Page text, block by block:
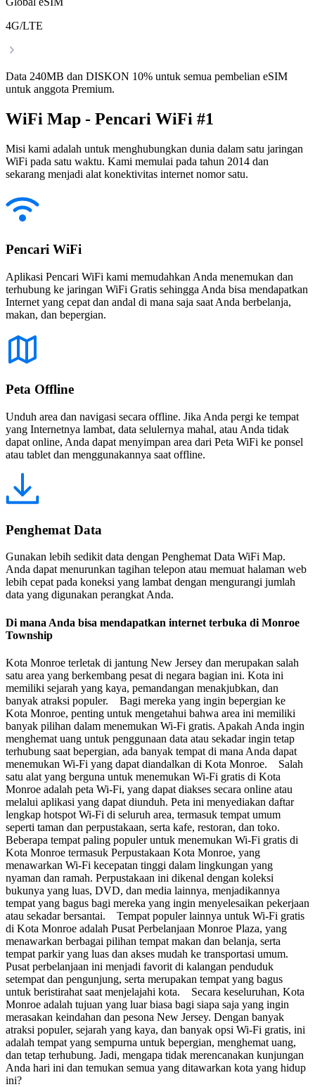
4G/LTE
Data 240MB dan DISKON 10% untuk semua pembelian eSIM
untuk anggota Premium.
WiFi Map - Pencari WiFi #1
Misi kami adalah untuk menghubungkan dunia dalam satu jaringan
WiFi pada satu waktu. Kami memulai pada tahun 2014 dan
sekarang menjadi alat konektivitas internet nomor satu.
Pencari WiFi
Aplikasi Pencari WiFi kami memudahkan Anda menemukan dan
terhubung ke jaringan WiFi Gratis sehingga Anda bisa mendapatkan
Internet yang cepat dan andal di mana saja saat Anda berbelanja,
makan, dan bepergian.
Peta Offline
Unduh area dan navigasi secara offline. Jika Anda pergi ke tempat
yang Internetnya lambat, data selulernya mahal, atau Anda tidak
dapat online, Anda dapat menyimpan area dari Peta WiFi ke ponsel
atau tablet dan menggunakannya saat offline.
Penghemat Data
Gunakan lebih sedikit data dengan Penghemat Data WiFi Map.
Anda dapat menurunkan tagihan telepon atau memuat halaman web
lebih cepat pada koneksi yang lambat dengan mengurangi jumlah
data yang digunakan perangkat Anda.
Di mana Anda bisa mendapatkan internet terbuka di Monroe
Township
Kota Monroe terletak di jantung New Jersey dan merupakan salah
satu area yang berkembang pesat di negara bagian ini. Kota ini
memiliki sejarah yang kaya, pemandangan menakjubkan, dan
banyak atraksi populer. Bagi mereka yang ingin bepergian ke
Kota Monroe, penting untuk mengetahui bahwa area ini memiliki
banyak pilihan dalam menemukan Wi-Fi gratis. Apakah Anda ingin
menghemat uang untuk penggunaan data atau sekadar ingin tetap
terhubung saat bepergian, ada banyak tempat di mana Anda dapat
menemukan Wi-Fi yang dapat diandalkan di Kota Monroe. Salah
satu alat yang berguna untuk menemukan Wi-Fi gratis di Kota
Monroe adalah peta Wi-Fi, yang dapat diakses secara online atau
melalui aplikasi yang dapat diunduh. Peta ini menyediakan daftar
lengkap hotspot Wi-Fi di seluruh area, termasuk tempat umum
seperti taman dan perpustakaan, serta kafe, restoran, dan toko.
Beberapa tempat paling populer untuk menemukan Wi-Fi gratis di
Kota Monroe termasuk Perpustakaan Kota Monroe, yang
menawarkan Wi-Fi kecepatan tinggi dalam lingkungan yang
nyaman dan ramah. Perpustakaan ini dikenal dengan koleksi
bukunya yang luas, DVD, dan media lainnya, menjadikannya
tempat yang bagus bagi mereka yang ingin menyelesaikan pekerjaan
atau sekadar bersantai. Tempat populer lainnya untuk Wi-Fi gratis
di Kota Monroe adalah Pusat Perbelanjaan Monroe Plaza, yang
menawarkan berbagai pilihan tempat makan dan belanja, serta
tempat parkir yang luas dan akses mudah ke transportasi umum.
Pusat perbelanjaan ini menjadi favorit di kalangan penduduk
setempat dan pengunjung, serta merupakan tempat yang bagus
untuk beristirahat saat menjelajahi kota. Secara keseluruhan, Kota
Monroe adalah tujuan yang luar biasa bagi siapa saja yang ingin
merasakan keindahan dan pesona New Jersey. Dengan banyak
atraksi populer, sejarah yang kaya, dan banyak opsi Wi-Fi gratis, ini
adalah tempat yang sempurna untuk bepergian, menghemat uang,
dan tetap terhubung. Jadi, mengapa tidak merencanakan kunjungan
Anda hari ini dan temukan semua yang ditawarkan kota yang hidup
ini?